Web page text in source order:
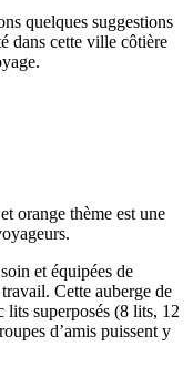
quelques suggestions
dans cette ville côtière
orange thème est une
et équipées de
Cette auberge de
lits superposés (8 lits, 12
d’amis puissent y